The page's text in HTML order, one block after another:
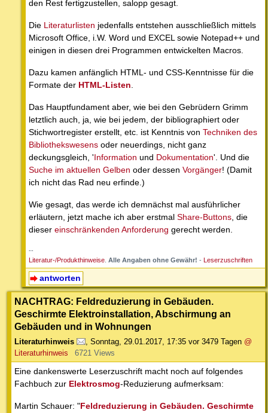
den Rest fertigzustellen, salopp gesagt.
Die Literaturlisten jedenfalls entstehen ausschließlich mittels
Microsoft Office, i.W. Word und EXCEL sowie Notepad++ und
einigen in diesen drei Programmen entwickelten Macros.
Dazu kamen anfänglich HTML- und CSS-Kenntnisse für die
Formate der HTML-Listen
Das Hauptfundament aber, wie bei den Gebrüdern Grimm
letztlich auch, ja, wie bei jedem, der bibliographiert oder
Stichwortregister erstellt, etc. ist Kenntnis von Techniken des
Bibliothekswesens oder neuerdings, nicht ganz
deckungsgleich, 'Information und Dokumentation'. Und die
Suche im aktuellen Gelben oder dessen Vorgänger! (Damit
ich nicht das Rad neu erfinde.)
Wie gesagt, das werde ich demnächst mal ausführlicher
erläutern, jetzt mache ich aber erstmal Share-Buttons , die
dieser einschränkenden Anforderung gerecht werden.
--
Literatur-/Produkthinweise Alle Angaben ohne Gewähr! - Leserzuschriften
antworten
NACHTRAG: Feldreduzierung in Gebäuden.
Geschirmte Elektroinstallation, Abschirmung an
Gebäuden und in Wohnungen
Literaturhinweis , Sonntag, 29.01.2017, 17:35 vor 3479 Tagen @
Literaturhinweis
6721 Views
Eine dankenswerte Leserzuschrift macht noch auf folgendes
Fachbuch zur Elektrosmog-Reduzierung aufmerksam:
Martin Schauer: "Feldreduzierung in Gebäuden. Geschirmte